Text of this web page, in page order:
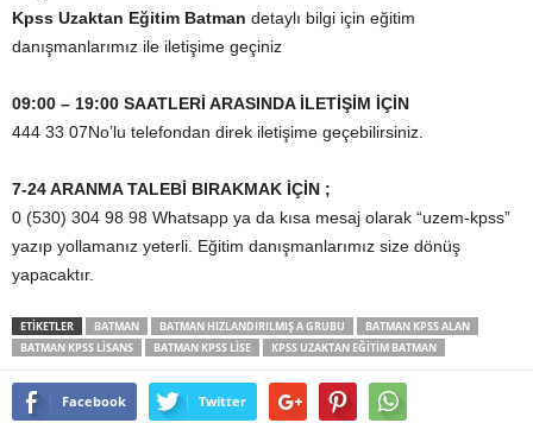
Kpss Uzaktan Eğitim Batman detaylı bilgi için eğitim
danışmanlarımız ile iletişime geçiniz
09:00 – 19:00 SAATLERİ ARASINDA İLETİŞİM İÇİN
444 33 07No’lu telefondan direk iletişime geçebilirsiniz.
7-24 ARANMA TALEBİ BIRAKMAK İÇİN ;
0 (530) 304 98 98 Whatsapp ya da kısa mesaj olarak “uzem-kpss”
yazıp yollamanız yeterli. Eğitim danışmanlarımız size dönüş
yapacaktır.
ETİKETLER BATMAN BATMAN HIZLANDIRILMIŞ A GRUBU
BATMAN KPSS ALAN
BATMAN KPSS LISANS
BATMAN KPSS LISE KPSS UZAKTAN EĞITIM BATMAN
Facebook Twitter